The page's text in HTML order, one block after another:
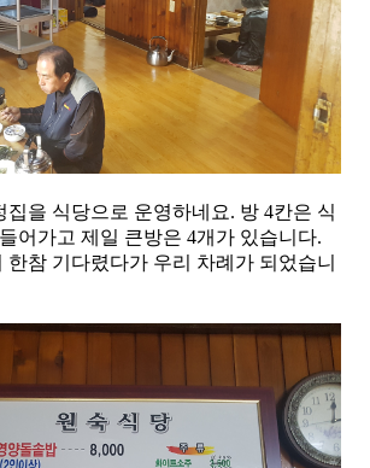
집을 식당으로 운영하네요. 방 4칸은 식
어가고 제일 큰방은 4개가 있습니다.
한참 기다렸다가 우리 차례가 되었습니